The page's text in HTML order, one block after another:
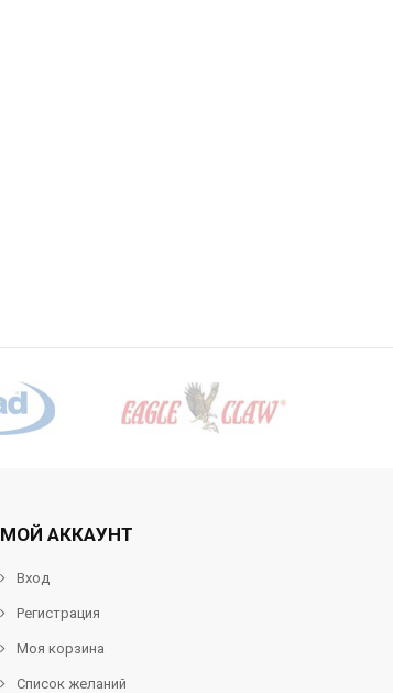
МОЙ АККАУНТ
Вход
Регистрация
Моя корзина
Список желаний